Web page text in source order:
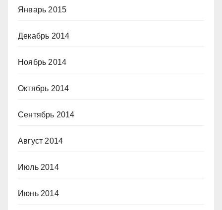
Январь 2015
Декабрь 2014
Ноябрь 2014
Октябрь 2014
Сентябрь 2014
Август 2014
Июль 2014
Июнь 2014